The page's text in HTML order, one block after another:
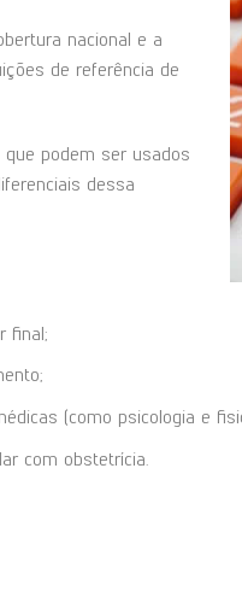
nacional e a
de referência de
podem ser usados
dessa
final;
(como psicologia e
com obstetrícia.